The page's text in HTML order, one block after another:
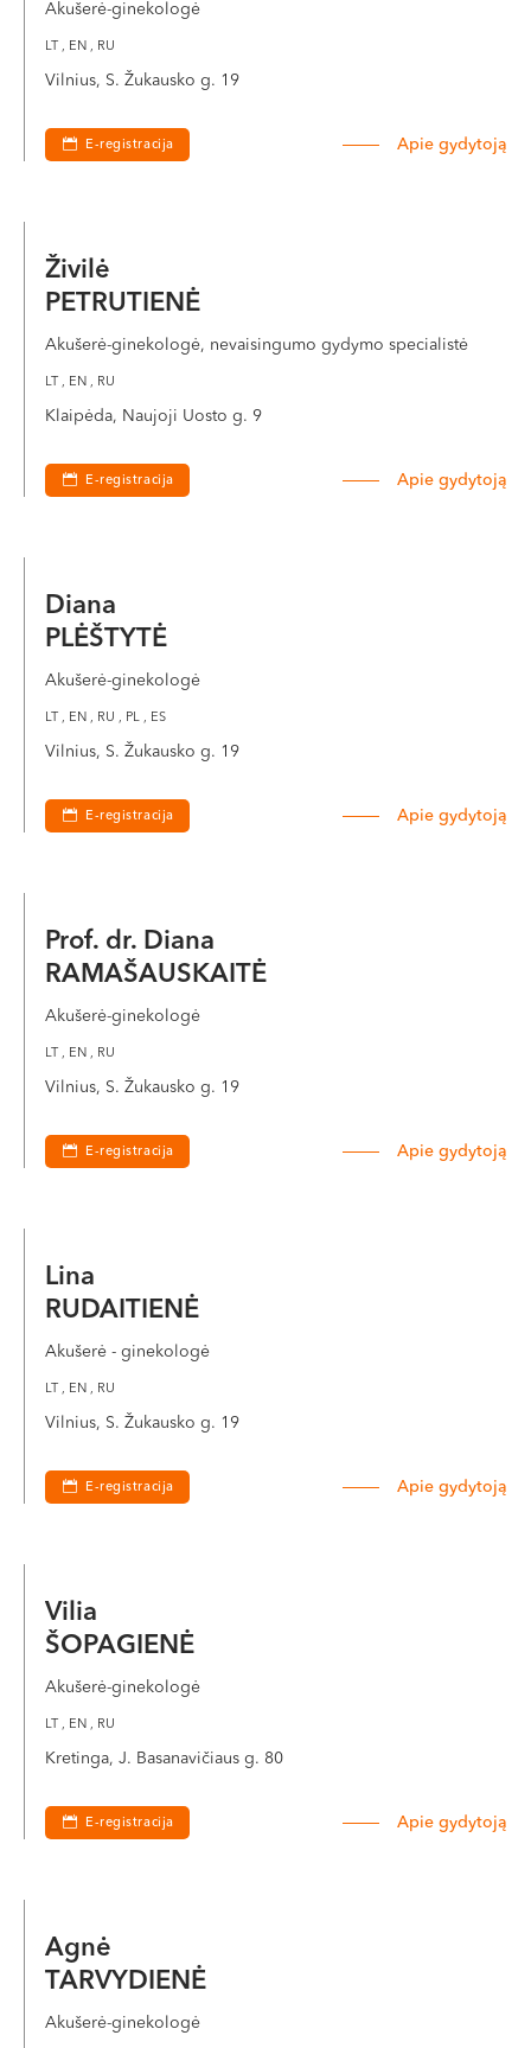
Akušerė-ginekologė
LT , EN , RU
Vilnius, S. Žukausko g. 19
E-registracija Apie gydytoją
Živilė
PETRUTIENĖ
Akušerė-ginekologė, nevaisingumo gydymo specialistė
LT , EN , RU
Klaipėda, Naujoji Uosto g. 9
E-registracija Apie gydytoją
Diana
PLĖŠTYTĖ
Akušerė-ginekologė
LT , EN , RU , PL , ES
Vilnius, S. Žukausko g. 19
E-registracija Apie gydytoją
Prof. dr. Diana
RAMAŠAUSKAITĖ
Akušerė-ginekologė
LT , EN , RU
Vilnius, S. Žukausko g. 19
E-registracija Apie gydytoją
Lina
RUDAITIENĖ
Akušerė - ginekologė
LT , EN , RU
Vilnius, S. Žukausko g. 19
E-registracija Apie gydytoją
Vilia
ŠOPAGIENĖ
Akušerė-ginekologė
LT , EN , RU
Kretinga, J. Basanavičiaus g. 80
E-registracija Apie gydytoją
Agnė
TARVYDIENĖ
Akušerė-ginekologė